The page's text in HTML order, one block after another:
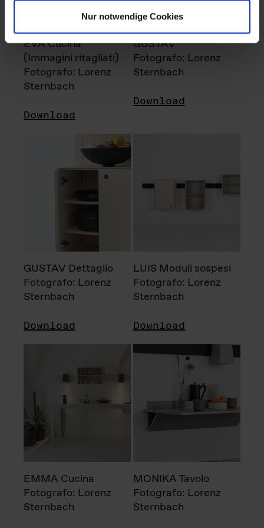
Nur notwendige Cookies
EVA Cucina
(Immagini ritagliati)
Fotografo: Lorenz
Sternbach
Download
GUSTAV
Fotografo: Lorenz
Sternbach
Download
GUSTAV Dettaglio
Fotografo: Lorenz
Sternbach
Download
LUIS Moduli sospesi
Fotografo: Lorenz
Sternbach
Download
EMMA Cucina
Fotografo: Lorenz
Sternbach
MONIKA Tavolo
Fotografo: Lorenz
Sternbach